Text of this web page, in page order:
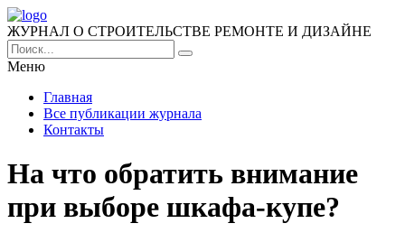
ЖУРНАЛ О СТРОИТЕЛЬСТВЕ РЕМОНТЕ И ДИЗАЙНЕ
Меню
Главная
Все публикации журнала
Контакты
На что обратить внимание
при выборе шкафа-купе?